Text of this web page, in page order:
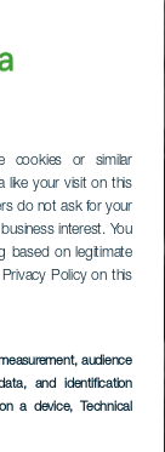
cookies or similar
like your visit on this
do not ask for your
interest. You
based on legitimate
Policy on this
audience
and identification
a device, Technical